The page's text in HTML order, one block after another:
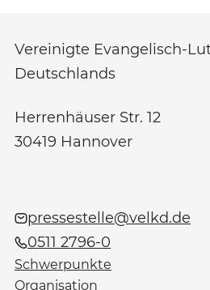
Vereinigte Evangelisch-
Deutschlands
Herrenhäuser Str. 12
30419 Hannover
pressestelle@velkd.de
0511 2796-0
Schwerpunkte
Organisation